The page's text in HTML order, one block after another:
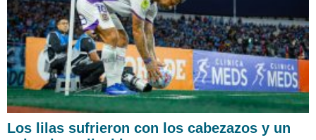
Los lilas sufrieron con los cabezazos y un